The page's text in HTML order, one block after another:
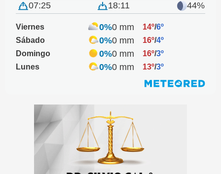
07:25 18:11 44%
Viernes 0%0 mm 14º/6º
Sábado
0%0 mm 16º/4º
Domingo
0%0 mm 16º/3º
Lunes
0%0 mm 13º/3º